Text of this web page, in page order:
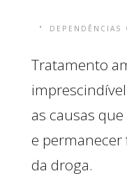
DEPENDÊNCIAS
Tratamento
as causas
e
da droga.